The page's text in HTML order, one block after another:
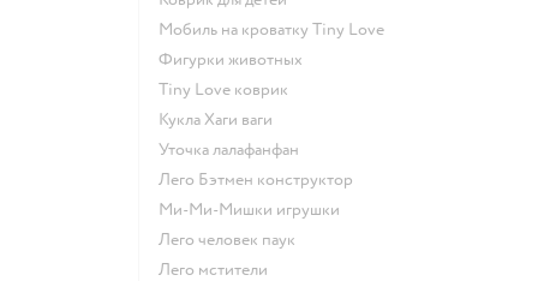
Мобиль на кроватку Tiny Love
Фигурки животных
Tiny Love коврик
Кукла Хаги ваги
Уточка лалафанфан
Лего Бэтмен конструктор
Ми-Ми-Мишки игрушки
Лего человек паук
Лего мстители